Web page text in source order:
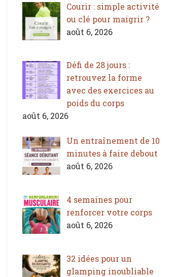
Courir : simple activité
ou clé pour maigrir ?
août 6, 2026
Défi de 28 jours :
retrouvez la forme
avec des exercices au
poids du corps
août 6, 2026
Un entraînement de 10
minutes à faire debout
août 6, 2026
4 semaines pour
renforcer votre corps
août 6, 2026
32 idées pour un
glamping inoubliable